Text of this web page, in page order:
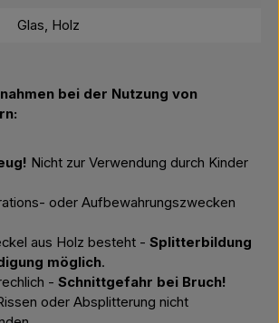
Glas, Holz
bei der Nutzung von
Nicht zur Verwendung durch Kinder
oder Aufbewahrungszwecken
aus Holz besteht - Splitterbildung
möglich.
- Schnittgefahr bei Bruch!
oder Absplitterung nicht